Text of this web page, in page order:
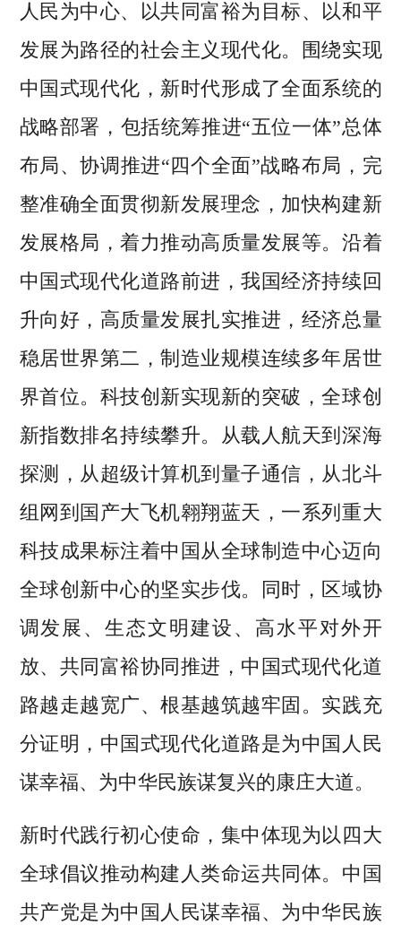
人民为中心、以共同富裕为目标、以和平
发展为路径的社会主义现代化。围绕实现
中国式现代化，新时代形成了全面系统的
战略部署，包括统筹推进“五位一体”总体
布局、协调推进“四个全面”战略布局，完
整准确全面贯彻新发展理念，加快构建新
发展格局，着力推动高质量发展等。沿着
中国式现代化道路前进，我国经济持续回
升向好，高质量发展扎实推进，经济总量
稳居世界第二，制造业规模连续多年居世
界首位。科技创新实现新的突破，全球创
新指数排名持续攀升。从载人航天到深海
探测，从超级计算机到量子通信，从北斗
组网到国产大飞机翱翔蓝天，一系列重大
科技成果标注着中国从全球制造中心迈向
全球创新中心的坚实步伐。同时，区域协
调发展、生态文明建设、高水平对外开
放、共同富裕协同推进，中国式现代化道
路越走越宽广、根基越筑越牢固。实践充
分证明，中国式现代化道路是为中国人民
谋幸福、为中华民族谋复兴的康庄大道。
新时代践行初心使命，集中体现为以四大
全球倡议推动构建人类命运共同体。中国
共产党是为中国人民谋幸福、为中华民族